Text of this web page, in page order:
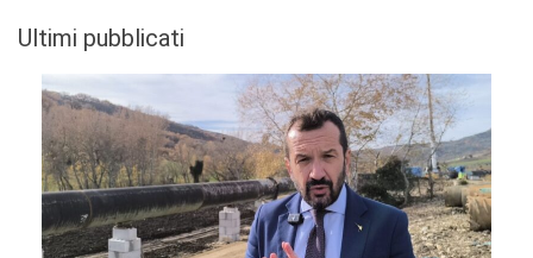
Ultimi pubblicati